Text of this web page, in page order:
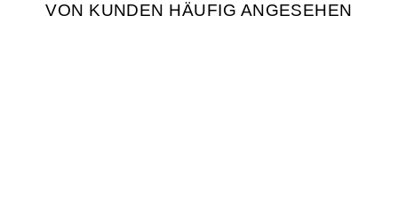
VON KUNDEN HÄUFIG ANGESEHEN